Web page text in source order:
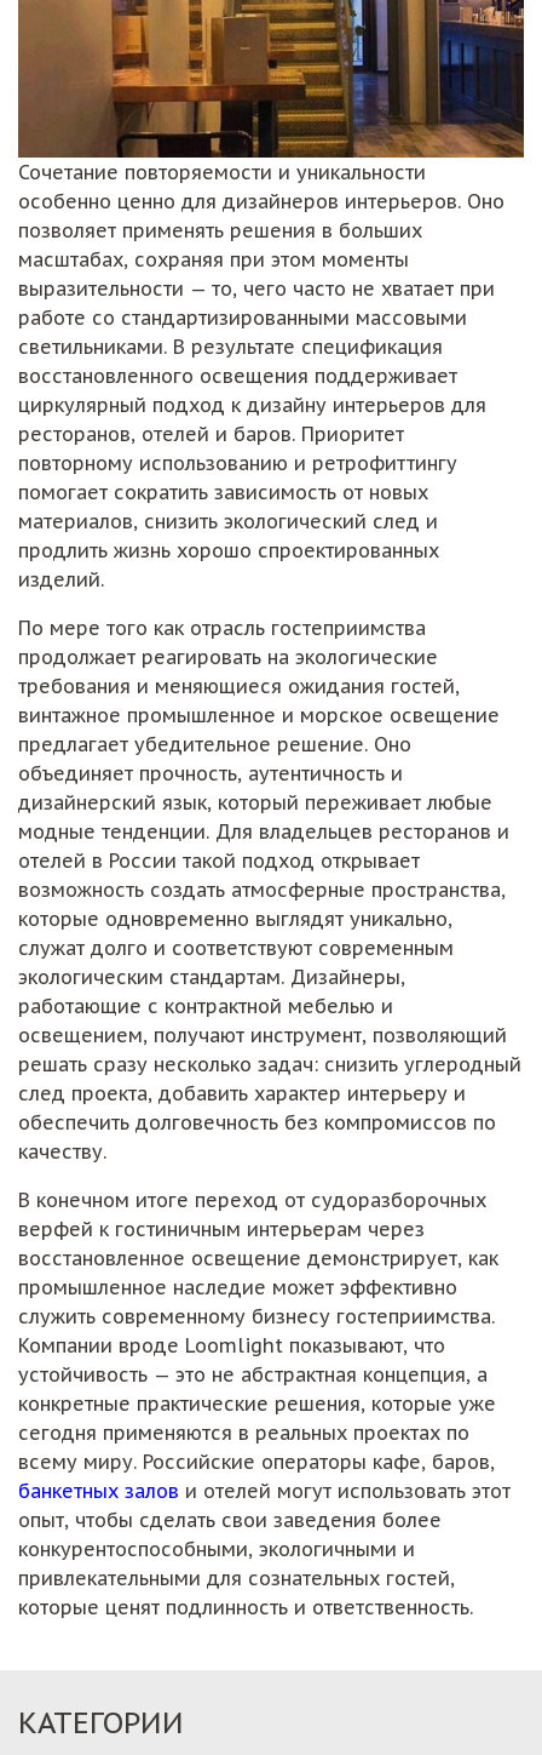
Сочетание повторяемости и уникальности
особенно ценно для дизайнеров интерьеров. Оно
позволяет применять решения в больших
масштабах, сохраняя при этом моменты
выразительности — то, чего часто не хватает при
работе со стандартизированными массовыми
светильниками. В результате спецификация
восстановленного освещения поддерживает
циркулярный подход к дизайну интерьеров для
ресторанов, отелей и баров. Приоритет
повторному использованию и ретрофиттингу
помогает сократить зависимость от новых
материалов, снизить экологический след и
продлить жизнь хорошо спроектированных
изделий.
По мере того как отрасль гостеприимства
продолжает реагировать на экологические
требования и меняющиеся ожидания гостей,
винтажное промышленное и морское освещение
предлагает убедительное решение. Оно
объединяет прочность, аутентичность и
дизайнерский язык, который переживает любые
модные тенденции. Для владельцев ресторанов и
отелей в России такой подход открывает
возможность создать атмосферные пространства,
которые одновременно выглядят уникально,
служат долго и соответствуют современным
экологическим стандартам. Дизайнеры,
работающие с контрактной мебелью и
освещением, получают инструмент, позволяющий
решать сразу несколько задач: снизить углеродный
след проекта, добавить характер интерьеру и
обеспечить долговечность без компромиссов по
качеству.
В конечном итоге переход от судоразборочных
верфей к гостиничным интерьерам через
восстановленное освещение демонстрирует, как
промышленное наследие может эффективно
служить современному бизнесу гостеприимства.
Компании вроде Loomlight показывают, что
устойчивость — это не абстрактная концепция, а
конкретные практические решения, которые уже
сегодня применяются в реальных проектах по
всему миру. Российские операторы кафе, баров,
банкетных залов и отелей могут использовать этот
опыт, чтобы сделать свои заведения более
конкурентоспособными, экологичными и
привлекательными для сознательных гостей,
которые ценят подлинность и ответственность.
КАТЕГОРИИ